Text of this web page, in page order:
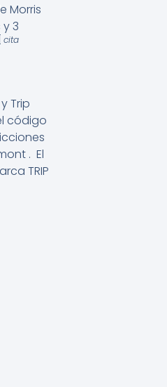
Morris
3
cita
Trip
código
. El
TRIP